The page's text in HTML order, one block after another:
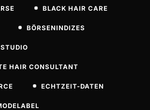
BLACK HAIR CARE
BÖRSENINDIZES
HAIR CONSULTANT
ECHTZEIT-DATEN